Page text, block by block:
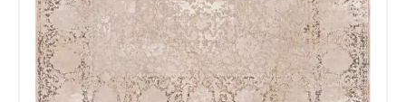
Doy mi consentimiento para que
esta web almacene la
información que envío para que
puedan responder a mi petición.